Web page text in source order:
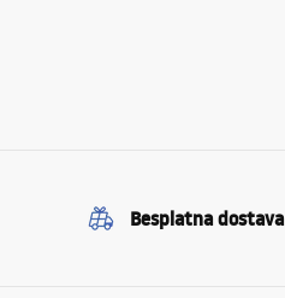
Besplatna dostava